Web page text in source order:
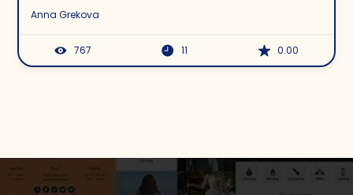
Anna Grekova
767 11 0.00